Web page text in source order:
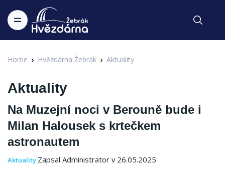
Home Hvězdárna Žebrák Aktuality
Aktuality
Na Muzejní noci v Berouně bude i
Milan Halousek s krtečkem
astronautem
Aktuality Zapsal Administrator v 26.05.2025